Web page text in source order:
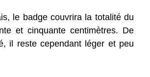
le badge couvrira la totalité du
et cinquante centimètres. De
il reste cependant léger et peu